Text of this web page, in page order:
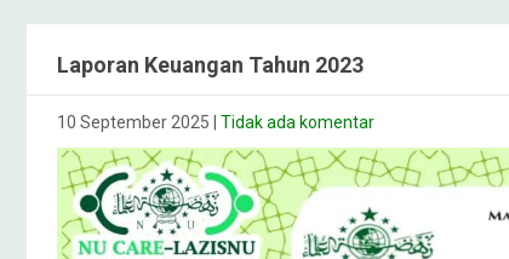
Laporan Keuangan Tahun 2023
10 September 2025 Tidak ada komentar